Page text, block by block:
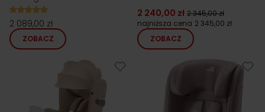
2 089,00 zł
ZOBACZ
2 240,00 zł 2 345,00 zł
najniższa cena 2 345,00 zł
ZOBACZ